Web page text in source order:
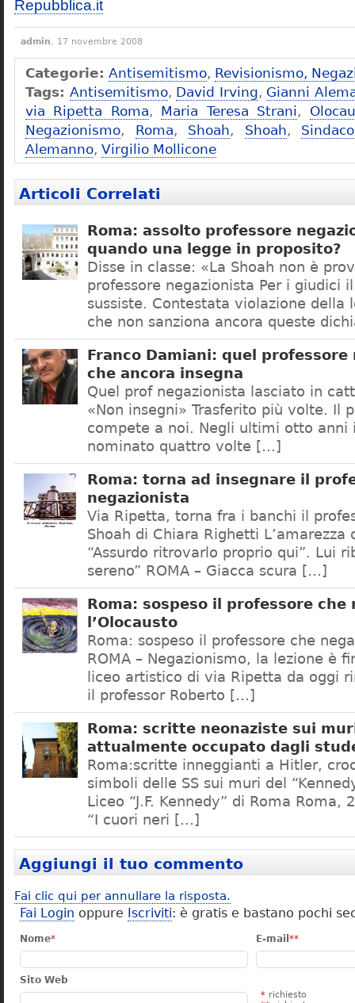
Repubblica.it
admin, 17 novembre 2008
Categorie: Antisemitismo, Revisionismo,
Tags: Antisemitismo, David Irving, Gianni
via Ripetta Roma, Maria Teresa Strani,
Negazionismo, Roma, Shoah, Shoah,
Alemanno, Virgilio Mollicone
Articoli Correlati
Roma: assolto professore
quando una legge in proposito?
Disse in classe: «La Shoah non è
professore negazionista Per i giudici
sussiste. Contestata violazione della
che non sanziona ancora queste
Franco Damiani: quel professore
che ancora insegna
Quel prof negazionista lasciato in
«Non insegni» Trasferito più volte. Il
compete a noi. Negli ultimi otto anni
nominato quattro volte […]
Roma: torna ad insegnare il
negazionista
Via Ripetta, torna fra i banchi il
Shoah di Chiara Righetti L’amarezza
“Assurdo ritrovarlo proprio qui”. Lui
sereno” ROMA – Giacca scura […]
Roma: sospeso il professore che
l’Olocausto
Roma: sospeso il professore che
ROMA – Negazionismo, la lezione è
liceo artistico di via Ripetta da oggi
il professor Roberto […]
Roma: scritte neonaziste sui
attualmente occupato dagli
Roma:scritte inneggianti a Hitler,
simboli delle SS sui muri del
Liceo “J.F. Kennedy” di Roma Roma,
“I cuori neri […]
Aggiungi il tuo commento
Fai clic qui per annullare la risposta.
Fai Login oppure Iscriviti: è gratis e bastano pochi
Nome* E-mail **
Sito Web
* richiesto